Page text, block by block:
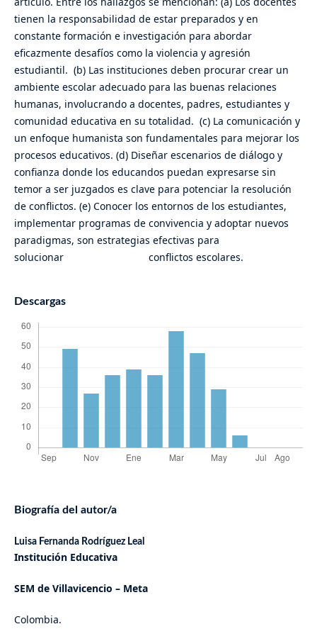
tienen la responsabilidad de estar preparados y en
constante formación e investigación para abordar
eficazmente desafíos como la violencia y agresión
estudiantil. (b) Las instituciones deben procurar crear un
ambiente escolar adecuado para las buenas relaciones
humanas, involucrando a docentes, padres, estudiantes y
comunidad educativa en su totalidad. (c) La comunicación y
un enfoque humanista son fundamentales para mejorar los
procesos educativos. (d) Diseñar escenarios de diálogo y
confianza donde los educandos puedan expresarse sin
temor a ser juzgados es clave para potenciar la resolución
de conflictos. (e) Conocer los entornos de los estudiantes,
implementar programas de convivencia y adoptar nuevos
paradigmas, son estrategias efectivas para
solucionar conflictos escolares.
Descargas
Biografía del autor/a
Luisa Fernanda Rodríguez Leal
Institución Educativa
SEM de Villavicencio – Meta
Colombia.